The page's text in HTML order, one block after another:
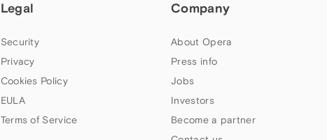
Legal
Security
Privacy
Cookies Policy
EULA
Terms of Service
Company
About Opera
Press info
Jobs
Investors
Become a partner